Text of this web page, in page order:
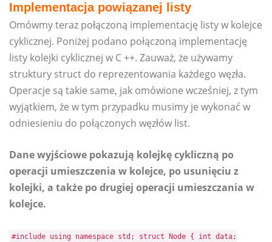
Implementacja powiązanej listy
Omówmy teraz połączoną implementację listy w kolejce
cyklicznej. Poniżej podano połączoną implementację
listy kolejki cyklicznej w C ++. Zauważ, że używamy
struktury struct do reprezentowania każdego węzła.
Operacje są takie same, jak omówione wcześniej, z tym
wyjątkiem, że w tym przypadku musimy je wykonać w
odniesieniu do połączonych węzłów list.
Dane wyjściowe pokazują kolejkę cykliczną po
operacji umieszczenia w kolejce, po usunięciu z
kolejki, a także po drugiej operacji umieszczania w
kolejce.
#include using namespace std; struct Node { int data;